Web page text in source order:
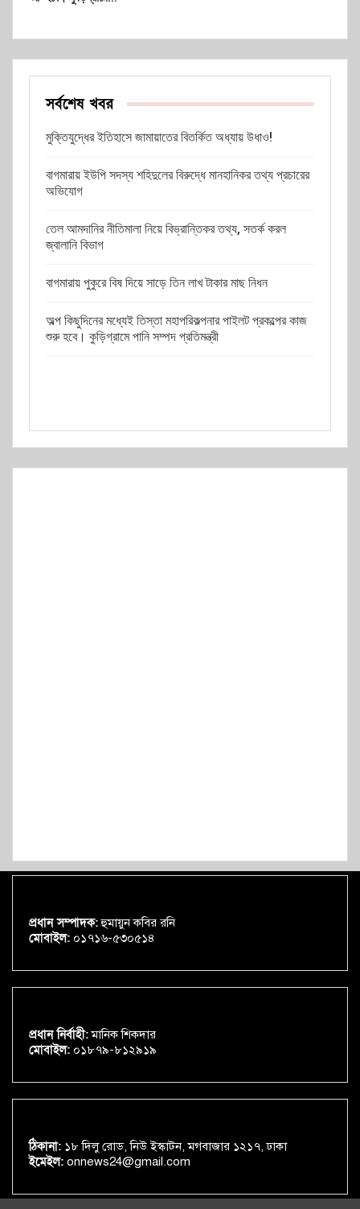
সর্বশেষ খবর
মুক্তিযুদ্ধের ইতিহাসে জামায়াতের বিতর্কিত অধ্যায় উধাও!
বাগমারায় ইউপি সদস্য শহিদুলের বিরুদ্ধে মানহানিকর তথ্য প্রচারের
অভিযোগ
তেল আমদানির নীতিমালা নিয়ে বিভ্রান্তিকর তথ্য, সতর্ক করল
জ্বালানি বিভাগ
বাগমারায় পুকুরে বিষ দিয়ে সাড়ে তিন লাখ টাকার মাছ নিধন
অল্প কিছুদিনের মধ্যেই তিস্তা মহাপরিকল্পনার পাইলট প্রকল্পের কাজ
শুরু হবে। কুড়িগ্রামে পানি সম্পদ প্রতিমন্ত্রী
প্রধান সম্পাদক:হুমায়ুন কবির রনি
মোবাইল: ০১৭১৬-৫৩০৫১৪
প্রধান নির্বাহী:মানিক শিকদার
মোবাইল: ০১৮৭৯-৮১২৯১৯
ঠিকানা: ১৮ দিলু রোড, নিউ ইস্কাটন, মগবাজার ১২১৭, ঢাকা
ইমেইল: onnews24@gmail.com